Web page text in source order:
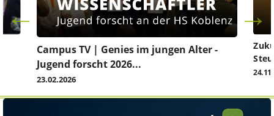
Campus TV | Genies im jungen Alter -
Jugend forscht 2026...
23.02.2026